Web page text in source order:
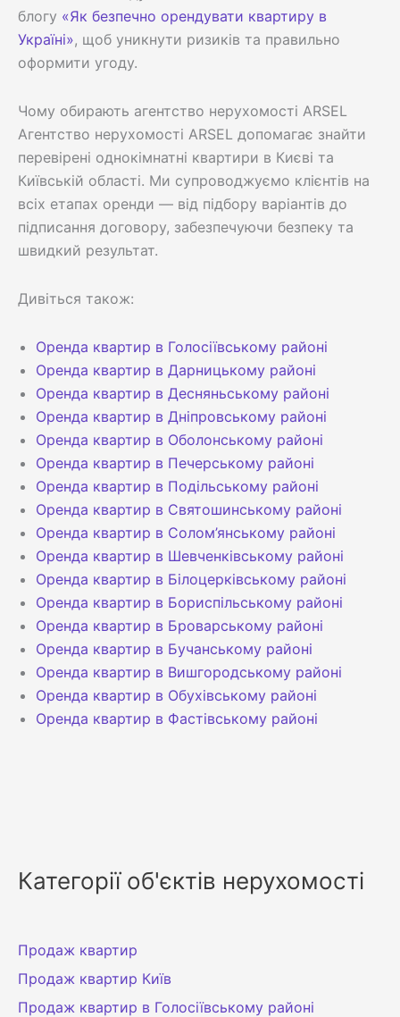
Категорії об'єктів нерухомості
Продаж квартир
Продаж квартир Київ
Продаж квартир в Голосіївському районі
блогу «Як безпечно орендувати квартиру в
Україні», щоб уникнути ризиків та правильно
оформити угоду.
Чому обирають агентство нерухомості ARSEL
Агентство нерухомості ARSEL допомагає знайти
перевірені однокімнатні квартири в Києві та
Київській області. Ми супроводжуємо клієнтів на
всіх етапах оренди — від підбору варіантів до
підписання договору, забезпечуючи безпеку та
швидкий результат.
Дивіться також:
Оренда квартир в Голосіївському районі
Оренда квартир в Дарницькому районі
Оренда квартир в Десняньському районі
Оренда квартир в Дніпровському районі
Оренда квартир в Оболонському районі
Оренда квартир в Печерському районі
Оренда квартир в Подільському районі
Оренда квартир в Святошинському районі
Оренда квартир в Солом’янському районі
Оренда квартир в Шевченківському районі
Оренда квартир в Білоцерківському районі
Оренда квартир в Бориспільському районі
Оренда квартир в Броварському районі
Оренда квартир в Бучанському районі
Оренда квартир в Вишгородському районі
Оренда квартир в Обухівському районі
Оренда квартир в Фастівському районі